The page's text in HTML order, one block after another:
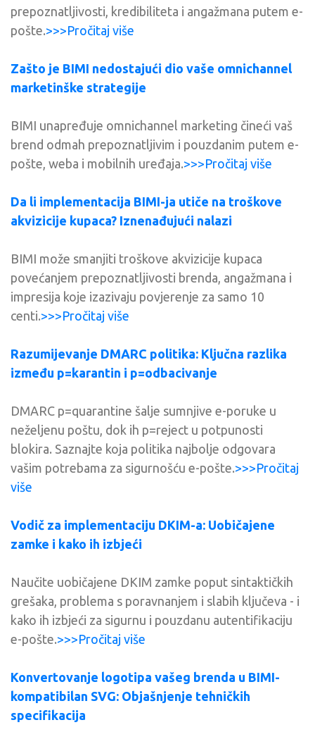
prepoznatljivosti, kredibiliteta i angažmana putem e-
pošte.>>>Pročitaj više
Zašto je BIMI nedostajući dio vaše omnichannel
marketinške strategije
BIMI unapređuje omnichannel marketing čineći vaš
brend odmah prepoznatljivim i pouzdanim putem e-
pošte, weba i mobilnih uređaja.>>>Pročitaj više
Da li implementacija BIMI-ja utiče na troškove
akvizicije kupaca? Iznenađujući nalazi
BIMI može smanjiti troškove akvizicije kupaca
povećanjem prepoznatljivosti brenda, angažmana i
impresija koje izazivaju povjerenje za samo 10
centi.>>>Pročitaj više
Razumijevanje DMARC politika: Ključna razlika
između p=karantin i p=odbacivanje
DMARC p=quarantine šalje sumnjive e-poruke u
neželjenu poštu, dok ih p=reject u potpunosti
blokira. Saznajte koja politika najbolje odgovara
vašim potrebama za sigurnošću e-pošte.>>>Pročitaj
više
Vodič za implementaciju DKIM-a: Uobičajene
zamke i kako ih izbjeći
Naučite uobičajene DKIM zamke poput sintaktičkih
grešaka, problema s poravnanjem i slabih ključeva - i
kako ih izbjeći za sigurnu i pouzdanu autentifikaciju
e-pošte.>>>Pročitaj više
Konvertovanje logotipa vašeg brenda u BIMI-
kompatibilan SVG: Objašnjenje tehničkih
specifikacija